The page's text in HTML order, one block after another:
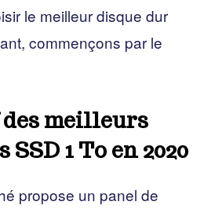
le meilleur disque dur
commençons par le
meilleurs
1 To en 2020
propose un panel de